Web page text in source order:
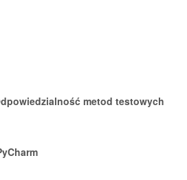
metod testowych